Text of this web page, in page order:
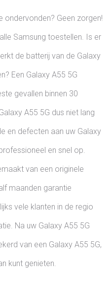
ondervonden? Geen zorgen!
Samsung toestellen. Is er
de batterij van de Galaxy
Een Galaxy A55 5G
gevallen binnen 30
A55 5G dus niet lang
en defecten aan uw Galaxy
en snel op.
van een originele
maanden garantie
vele klanten in de regio
Na uw Galaxy A55 5G
van een Galaxy A55 5G,
kunt genieten.